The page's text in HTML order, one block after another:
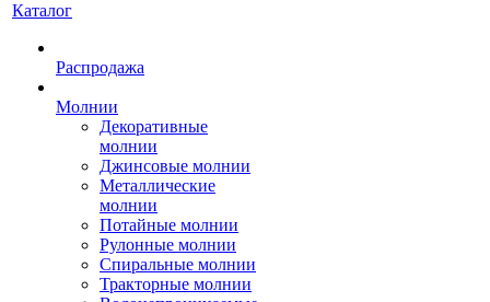
Каталог
Распродажа
Молнии
Декоративные
молнии
Джинсовые молнии
Металлические
молнии
Потайные молнии
Рулонные молнии
Спиральные молнии
Тракторные молнии